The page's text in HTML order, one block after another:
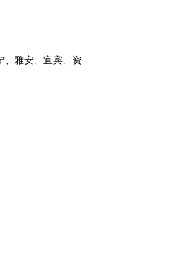
、雅安、宜宾、资